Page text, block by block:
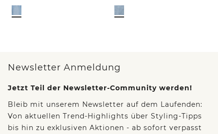
Newsletter Anmeldung
Jetzt Teil der Newsletter-Community werden!
Bleib mit unserem Newsletter auf dem Laufenden:
Von aktuellen Trend-Highlights über Styling-Tipps
bis hin zu exklusiven Aktionen - ab sofort verpasst